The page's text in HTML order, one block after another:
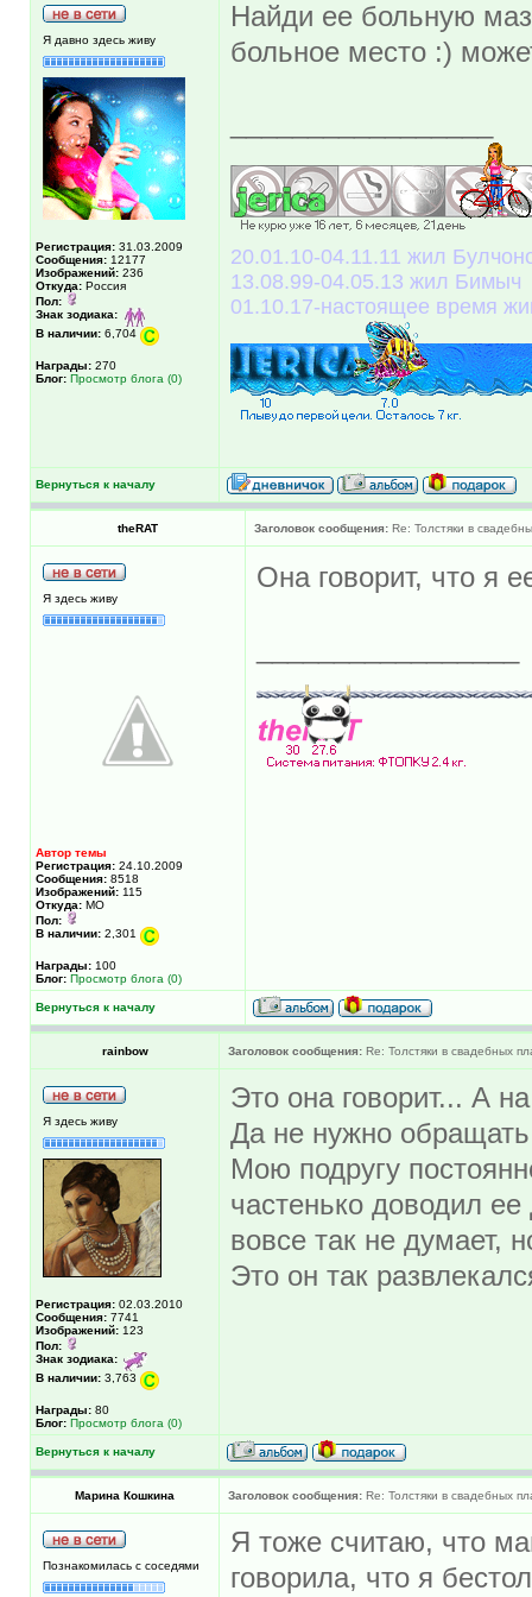
Я давно здесь живу
Регистрация: 31.03.2009
Сообщения: 12177
Изображений: 236
Откуда: Россия
Пол:
Знак зодиака:
В наличии: 6,704
Награды: 270
Блог: Просмотр блога (0)
Найди ее больную
больное место :)
20.01.10-04.11.11 жил
13.08.99-04.05.13 жил Бимыч
01.10.17-настоящее время
Вернуться к началу
theRAT Заголовок сообщения: Re: Толстяки в
Я здесь живу
Автор темы
Регистрация: 24.10.2009
Сообщения: 8518
Изображений: 115
Откуда: МО
Пол:
В наличии: 2,301
Награды: 100
Блог: Просмотр блога (0)
Она говорит, что я
Вернуться к началу
rainbow Заголовок сообщения: Re: Толстяки в свадебных
Я здесь живу
Регистрация: 02.03.2010
Сообщения: 7741
Изображений: 123
Пол:
Знак зодиака:
В наличии: 3,763
Награды: 80
Блог: Просмотр блога (0)
Это она говорит... А
Да не нужно
Мою подругу
частенько доводил
вовсе так не думает,
Это он так
Вернуться к началу
Марина Кошкина Заголовок сообщения: Re: Толстяки в свадебных
Познакомилась с соседями
Я тоже считаю, что
говорила, что я